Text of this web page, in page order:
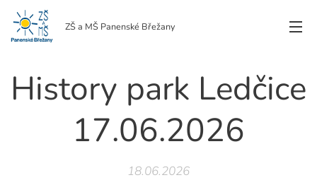
ZŠ a MŠ Panenské Břežany
History park Ledčice
17.06.2026
18.06.2026